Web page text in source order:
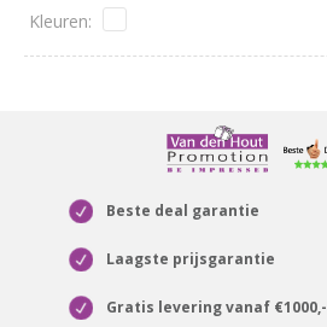
Beste deal garantie
Laagste prijsgarantie
Gratis levering vanaf €1000,-